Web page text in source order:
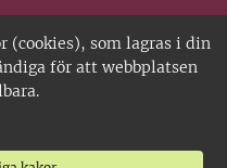
(cookies), som lagras i din
för att webbplatsen